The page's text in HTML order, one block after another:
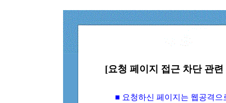
[요청 페이지 접근 차단 관
■ 요청하신 페이지는 웹공격